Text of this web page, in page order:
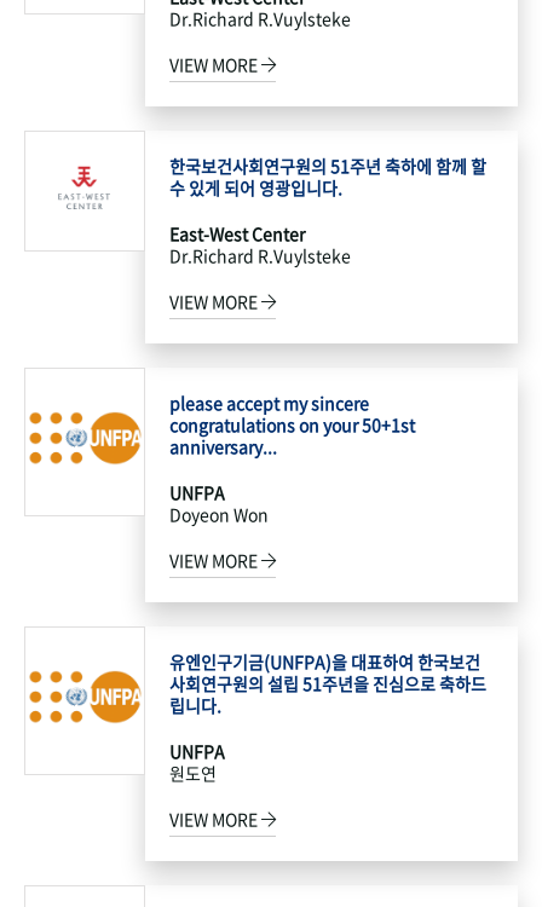
Dr.Richard R.Vuylsteke
VIEW MORE
한국보건사회연구원의 51주년 축하에 함께 할
수 있게 되어 영광입니다.
East-West Center
Dr.Richard R.Vuylsteke
VIEW MORE
please accept my sincere
congratulations on your 50+1st
anniversary...
UNFPA
Doyeon Won
VIEW MORE
유엔인구기금(UNFPA)을 대표하여 한국보건
사회연구원의 설립 51주년을 진심으로 축하드
립니다.
UNFPA
원도연
VIEW MORE